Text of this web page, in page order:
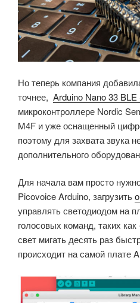
Но теперь компания
точнее, Arduino Nano 33 BLE
микроконтроллере Nordic
M4F и уже оснащенный
поэтому для захвата звука
дополнительного
Для начала вам просто
Picovoice Arduino, загрузить
управлять светодиодом на
голосовых команд, таких
свет мигать десять раз
происходит на самой плате